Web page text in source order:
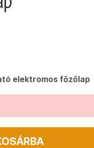
elektromos főzőlap